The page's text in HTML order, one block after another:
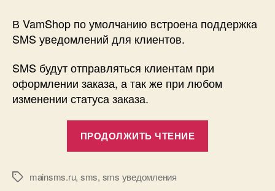
уведомления
в
В VamShop по умолчанию встроена поддержка
SMS уведомлений для клиентов.
SMS будут отправляться клиентам при
оформлении заказа, а так же при любом
изменении статуса заказа.
ПРОДОЛЖИТЬ ЧТЕНИЕ
Меткиmainsms.ru, sms, sms уведомления